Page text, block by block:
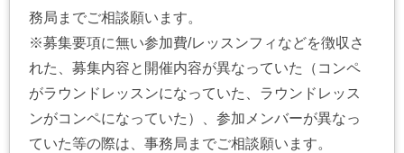
務局までご相談願います。
※募集要項に無い参加費/レッスンフィなどを徴収さ
れた、募集内容と開催内容が異なっていた（コンペ
がラウンドレッスンになっていた、ラウンドレッス
ンがコンペになっていた）、参加メンバーが異なっ
ていた等の際は、事務局までご相談願います。